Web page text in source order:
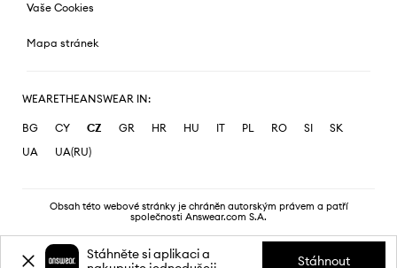
Vaše Cookies
Mapa stránek
WEARETHEANSWEAR IN:
BG CY CZ GR HR HU IT PL RO SI
SK
UA
UA(RU)
Obsah této webové stránky je chráněn autorským právem a patří
společnosti Answear.com S.A.
Stáhněte si aplikaci a
Stáhnout